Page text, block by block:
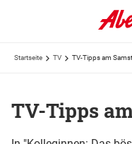
Startseite TV TV-Tipps am
TV-Tipps